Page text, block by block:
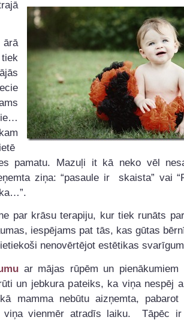
pamatu. Mazuļi it kā neko vēl
ziņa: “pasaule ir skaista” vai
par krāsu terapiju, kur tiek runāts
iespējams pat tās, kas gūtas
nenovērtējot estētikas
ar mājas rūpēm un pienākumiem
un jebkura pateiks, ka viņa nespēj
mamma nebūtu aizņemta, pabarot
viņa vienmēr atradīs laiku. Tāpēc ir